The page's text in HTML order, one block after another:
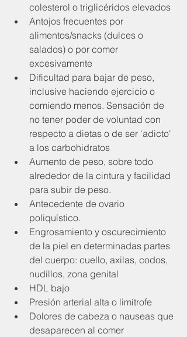
colesterol o triglicéridos elevados
Antojos frecuentes por
alimentos/snacks (dulces o
salados) o por comer
excesivamente
Dificultad para bajar de peso,
inclusive haciendo ejercicio o
comiendo menos. Sensación de
no tener poder de voluntad con
respecto a dietas o de ser 'adicto'
a los carbohidratos
Aumento de peso, sobre todo
alrededor de la cintura y facilidad
para subir de peso.
Antecedente de ovario
poliquístico.
Engrosamiento y oscurecimiento
de la piel en determinadas partes
del cuerpo: cuello, axilas, codos,
nudillos, zona genital
HDL bajo
Presión arterial alta o limítrofe
Dolores de cabeza o nauseas que
desaparecen al comer